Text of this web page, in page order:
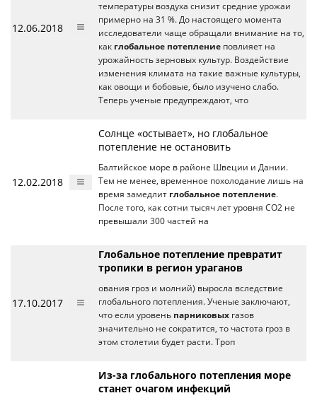
12.06.2018
температуры воздуха снизит средние урожаи
примерно на 31 %. До настоящего момента
исследователи чаще обращали внимание на то,
как глобальное потепление повлияет на
урожайность зерновых культур. Воздействие
изменения климата на такие важные культуры,
как овощи и бобовые, было изучено слабо.
Теперь ученые предупреждают, что
12.02.2018
Солнце «остывает», но глобальное
потепление не остановить
Балтийское море в районе Швеции и Дании.
Тем не менее, временное похолодание лишь на
время замедлит глобальное потепление.
После того, как сотни тысяч лет уровня СО2 не
превышали 300 частей на
17.10.2017
Глобальное потепление превратит
тропики в регион ураганов
ования гроз и молний) выросла вследствие
глобального потепления. Ученые заключают,
что если уровень парниковых газов
значительно не сократится, то частота гроз в
этом столетии будет расти. Троп
Из-за глобального потепления море
станет очагом инфекций